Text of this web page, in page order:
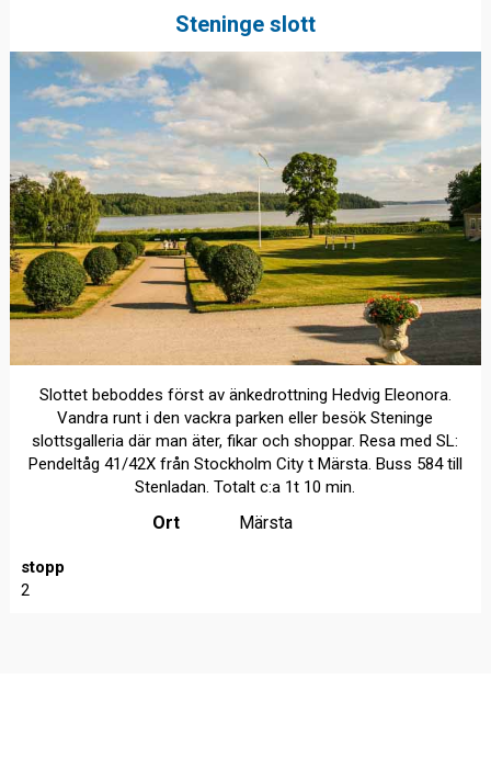
Steninge slott
Slottet beboddes först av änkedrottning Hedvig Eleonora.
Vandra runt i den vackra parken eller besök Steninge
slottsgalleria där man äter, fikar och shoppar. Resa med SL:
Pendeltåg 41/42X från Stockholm City t Märsta. Buss 584 till
Stenladan. Totalt c:a 1t 10 min.
Ort Märsta
stopp
2